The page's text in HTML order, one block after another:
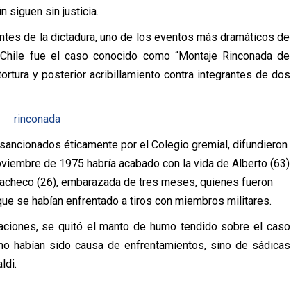
siguen sin justicia.
de la dictadura, uno de los eventos más dramáticos de
fue el caso conocido como “Montaje Rinconada de
y posterior acribillamiento contra integrantes de dos
éticamente por el Colegio gremial, difundieron
de 1975 habría acabado con la vida de Alberto (63)
(26), embarazada de tres meses, quienes fueron
se habían enfrentado a tiros con miembros militares.
se quitó el manto de humo tendido sobre el caso
habían sido causa de enfrentamientos, sino de sádicas